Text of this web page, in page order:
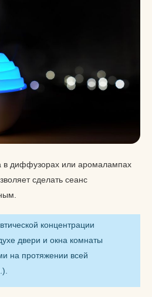
диффузорах или аромалампах
сделать сеанс
концентрации
двери и окна комнаты
на протяжении всей